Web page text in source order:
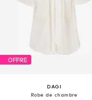
OFFRE
DAGI
Robe de chambre